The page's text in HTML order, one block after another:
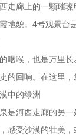
廊上的一颗璀璨
地貌。4号观景台
喉，也是万里长
的回响。在这里
中的绿洲
河西走廊的另一
感受沙漠的壮美